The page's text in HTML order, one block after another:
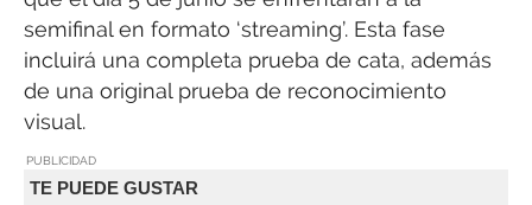
semifinal en formato ‘streaming’. Esta fase
incluirá una completa prueba de cata, además
de una original prueba de reconocimiento
visual.
PUBLICIDAD
TE PUEDE GUSTAR